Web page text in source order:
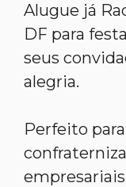
Alugue já
DF para
seus
alegria.
Perfeito